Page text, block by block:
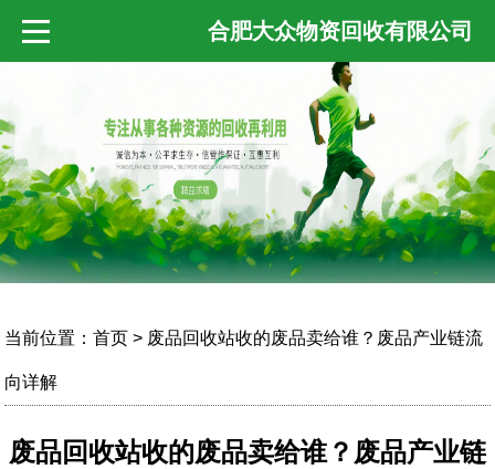
合肥大众物资回收有限公司
当前位置：首页 > 废品回收站收的废品卖给谁？废品产业链流
向详解
废品回收站收的废品卖给谁？废品产业链